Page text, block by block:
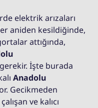
elektrik arızaları
aniden kesildiğinde,
attığında,
İşte burada
Anadolu
Gecikmeden
ve kalıcı